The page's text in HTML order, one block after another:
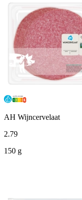
AH Wijncervelaat
2.79
150 g